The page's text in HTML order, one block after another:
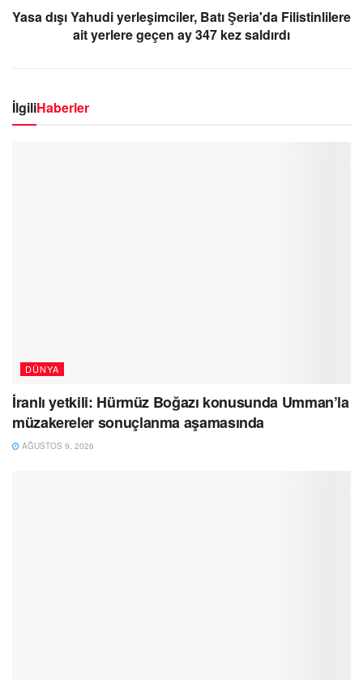
Yasa dışı Yahudi yerleşimciler, Batı Şeria'da Filistinlilere
ait yerlere geçen ay 347 kez saldırdı
İlgiliHaberler
DÜNYA
İranlı yetkili: Hürmüz Boğazı konusunda Umman’la
müzakereler sonuçlanma aşamasında
AĞUSTOS 9, 2026